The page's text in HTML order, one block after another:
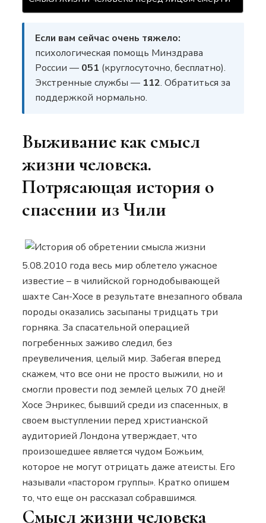
Если вам сейчас очень тяжело:
психологическая помощь Минздрава
России — 051 (круглосуточно, бесплатно).
Экстренные службы — 112. Обратиться за
поддержкой нормально.
Выживание как смысл
жизни человека.
Потрясающая история о
спасении из Чили
5.08.2010 года весь мир облетело ужасное
известие – в чилийской горнодобывающей
шахте Сан-Хосе в результате внезапного обвала
породы оказались засыпаны тридцать три
горняка. За спасательной операцией
погребенных заживо следил, без
преувеличения, целый мир. Забегая вперед
скажем, что все они не просто выжили, но и
смогли провести под землей целых 70 дней!
Хосе Энрикес, бывший среди из спасенных, в
своем выступлении перед христианской
аудиторией Лондона утверждает, что
произошедшее является чудом Божьим,
которое не могут отрицать даже атеисты. Его
называли «пастором группы». Кратко опишем
то, что еще он рассказал собравшимся.
Смысл жизни человека